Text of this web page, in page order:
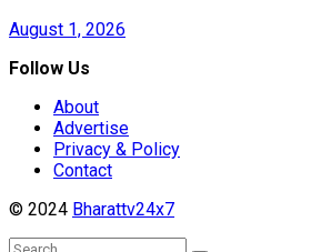
August 1, 2026
Follow Us
About
Advertise
Privacy & Policy
Contact
© 2024 Bharattv24x7